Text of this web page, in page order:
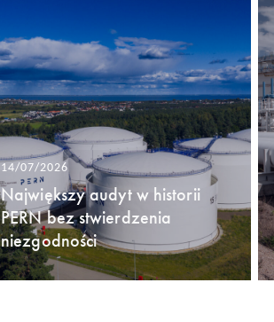
14/07/2026
Największy audyt w historii
PERN bez stwierdzenia
niezgodności